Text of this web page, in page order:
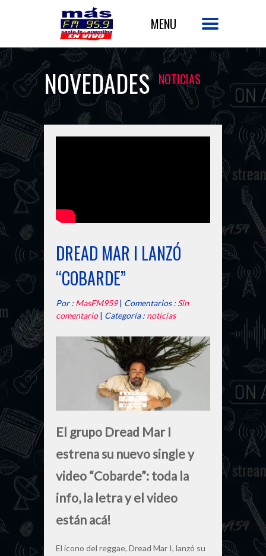
NOVEDADES NOTICIAS
DREAD MAR I LANZÓ
“COBARDE”
Por : MasFM959| Comentarios : Sin
comentario| Categoría : noticias
El grupo Dread Mar I
estrena su nuevo single y
video “Cobarde”: toda la
info, la letra y el video
están acá!
El ícono del reggae, Dread Mar I, lanzó su